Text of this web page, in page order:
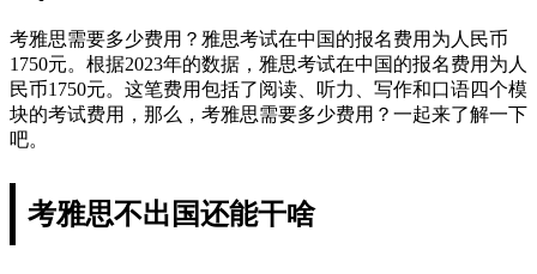
考雅思需要多少费用？雅思考试在中国的报名费用为人民币
1750元。根据2023年的数据，雅思考试在中国的报名费用为人
民币1750元。这笔费用包括了阅读、听力、写作和口语四个模
块的考试费用，那么，考雅思需要多少费用？一起来了解一下
吧。
考雅思不出国还能干啥